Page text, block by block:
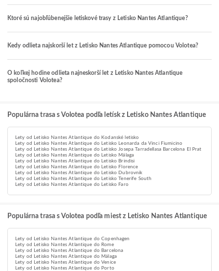
Ktoré sú najobľúbenejšie letiskové trasy z Letisko Nantes Atlantique?
Kedy odlieta najskorší let z Letisko Nantes Atlantique pomocou Volotea?
O koľkej hodine odlieta najneskorší let z Letisko Nantes Atlantique
spoločnosti Volotea?
Populárna trasa s Volotea podľa letísk z Letisko Nantes Atlantique
Lety od Letisko Nantes Atlantique do Kodanské letisko
Lety od Letisko Nantes Atlantique do Letisko Leonarda da Vinci Fiumicino
Lety od Letisko Nantes Atlantique do Letisko Josepa Tarradellasa Barcelona El Prat
Lety od Letisko Nantes Atlantique do Letisko Málaga
Lety od Letisko Nantes Atlantique do Letisko Brindisi
Lety od Letisko Nantes Atlantique do Letisko Florence
Lety od Letisko Nantes Atlantique do Letisko Dubrovnik
Lety od Letisko Nantes Atlantique do Letisko Tenerife South
Lety od Letisko Nantes Atlantique do Letisko Faro
Populárna trasa s Volotea podľa miest z Letisko Nantes Atlantique
Lety od Letisko Nantes Atlantique do Copenhagen
Lety od Letisko Nantes Atlantique do Rome
Lety od Letisko Nantes Atlantique do Barcelona
Lety od Letisko Nantes Atlantique do Málaga
Lety od Letisko Nantes Atlantique do Venice
Lety od Letisko Nantes Atlantique do Porto